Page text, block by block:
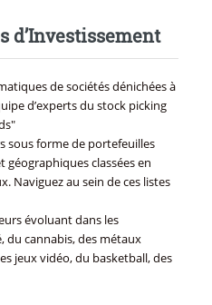
d’Investissement
de sociétés dénichées à
d’experts du stock picking
sous forme de portefeuilles
géographiques classées en
Naviguez au sein de ces listes
évoluant dans les
du cannabis, des métaux
jeux vidéo, du basketball, des